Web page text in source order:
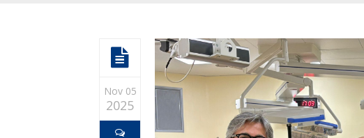
Nov 05
2025